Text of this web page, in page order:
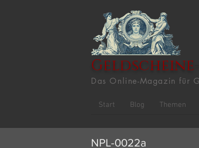
Geldscheine
Das Online-Magazin für
Start Blog Themen
NPL-0022a